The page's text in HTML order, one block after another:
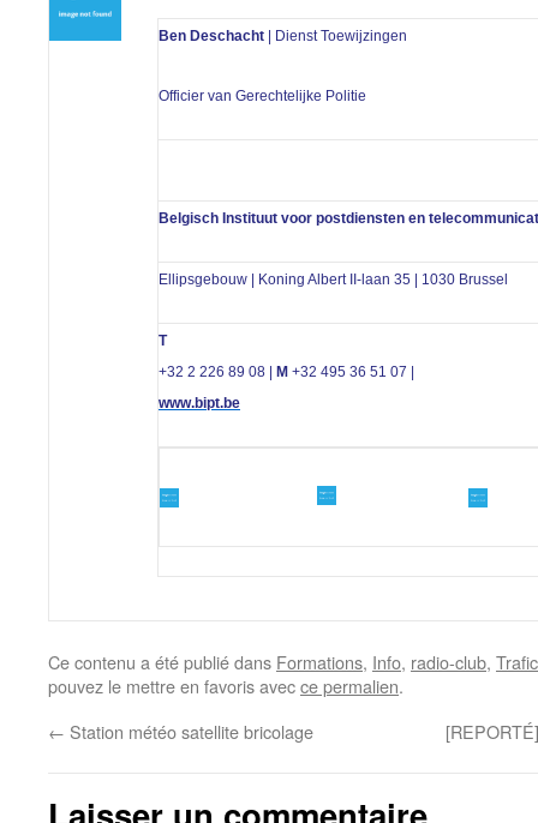
Ben Deschacht | Dienst Toewijzingen
Officier van Gerechtelijke Politie
Belgisch Instituut voor postdiensten en
Ellipsgebouw | Koning Albert II-laan 35 | 1030 Brussel
T
+32 2 226 89 08 |
M +32 495 36 51 07 |
www.bipt.be
Ce contenu a été publié dans Formations, Info, radio-club,
pouvez le mettre en favoris avecce permalien.
← Station météo satellite bricolage